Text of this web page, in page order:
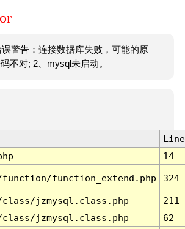
警告：连接数据库失败，可能的原
不对; 2、mysql未启动。
Line
14
function_extend.php 324
class/jzmysql.class.php
211
class/jzmysql.class.php
62